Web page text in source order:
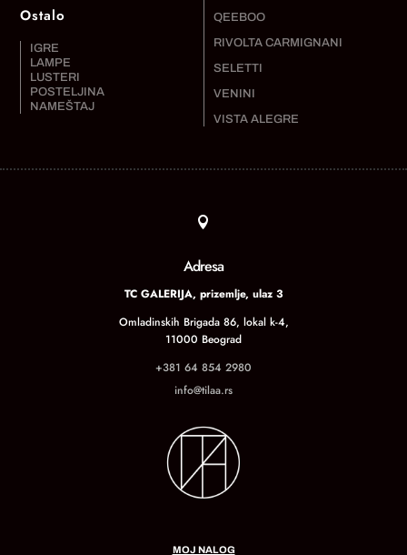
Ostalo
IGRE
LAMPE
LUSTERI
POSTELJINA
NAMEŠTAJ
QEEBOO
RIVOLTA CARMIGNANI
SELETTI
VENINI
VISTA ALEGRE

Adresa
TC GALERIJA, prizemlje, ulaz 3
Omladinskih Brigada 86, lokal k-4,
11000 Beograd
+381 64 854 2980
info@tilaa.rs
MOJ NALOG